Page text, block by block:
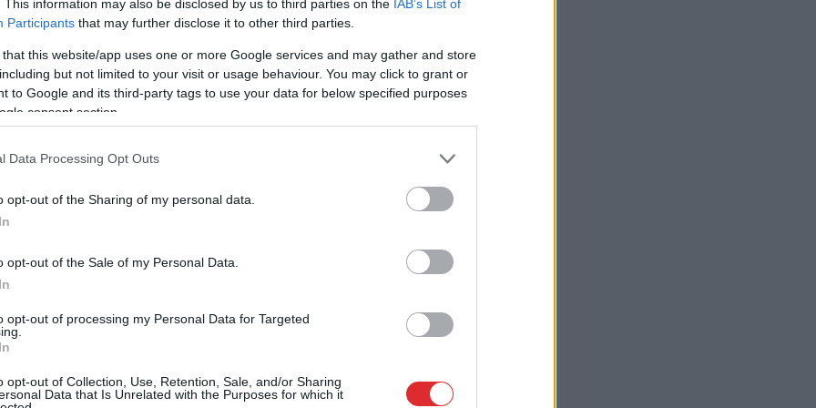
This information may also be disclosed by us to third parties on the IAB’s List of
Participants that may further disclose it to other third parties.
that this website/app uses one or more Google services and may gather and store
but not limited to your visit or usage behaviour. You may click to grant or
to Google and its third-party tags to use your data for below specified purposes
consent section.
Data Processing Opt Outs
opt-out of the Sharing of my personal data.
opt-out of the Sale of my Personal Data.
opt-out of processing my Personal Data for Targeted
opt-out of Collection, Use, Retention, Sale, and/or Sharing
Data that Is Unrelated with the Purposes for which it
kāposti, paprika, sīpoli, ķiploki, čili pipars, jūras
čili pipars). Var izmantot arī cukīni,
iecerei pielikts
– tās
vilnis: zināms, kas